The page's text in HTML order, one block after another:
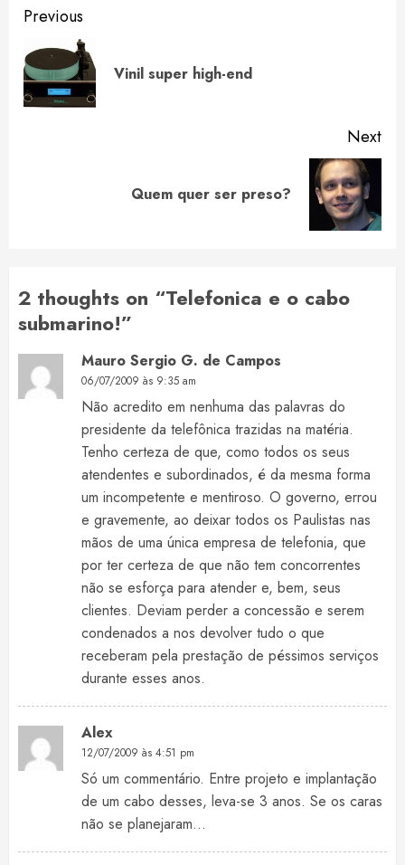
Continue
Reading
Previous
Vinil super high-end
Next
Quem quer ser preso?
2 thoughts on “Telefonica e o cabo
submarino!”
Mauro Sergio G. de Campos
06/07/2009 às 9:35 am
Não acredito em nenhuma das palavras do
presidente da telefônica trazidas na matéria.
Tenho certeza de que, como todos os seus
atendentes e subordinados, é da mesma forma
um incompetente e mentiroso. O governo, errou
e gravemente, ao deixar todos os Paulistas nas
mãos de uma única empresa de telefonia, que
por ter certeza de que não tem concorrentes
não se esforça para atender e, bem, seus
clientes. Deviam perder a concessão e serem
condenados a nos devolver tudo o que
receberam pela prestação de péssimos serviços
durante esses anos.
Alex
12/07/2009 às 4:51 pm
Só um commentário. Entre projeto e implantação
de um cabo desses, leva-se 3 anos. Se os caras
não se planejaram…